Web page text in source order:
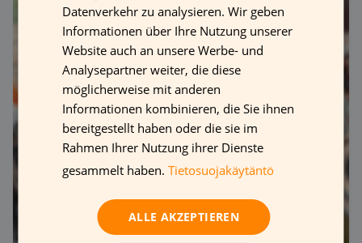
ENGLISH
Datenverkehr zu analysieren. Wir geben
Informationen über Ihre Nutzung unserer
Website auch an unsere Werbe- und
Analysepartner weiter, die diese
möglicherweise mit anderen
Informationen kombinieren, die Sie ihnen
bereitgestellt haben oder die sie im
Rahmen Ihrer Nutzung ihrer Dienste
gesammelt haben. Tietosuojakäytäntö
ALLE AKZEPTIEREN